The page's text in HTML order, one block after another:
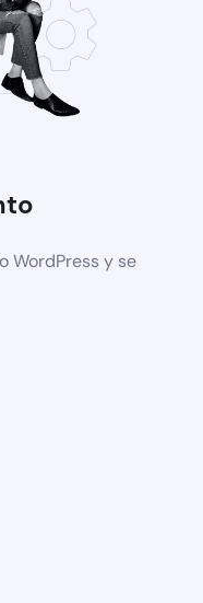
WordPress y se